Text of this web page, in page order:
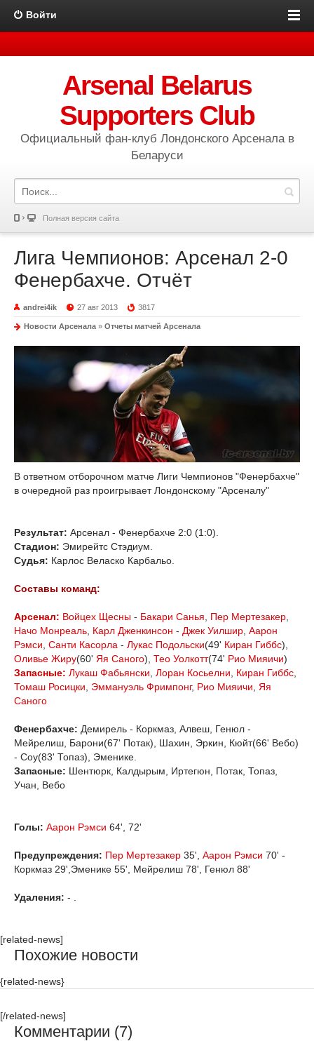
Войти
Arsenal Belarus
Supporters Club
Официальный фан-клуб Лондонского Арсенала в
Беларуси
Полная версия сайта
Лига Чемпионов: Арсенал 2-0
Фенербахче. Отчёт
andrei4ik 27 авг 2013 3817
Новости Арсенала » Отчеты матчей Арсенала
В ответном отборочном матче Лиги Чемпионов "Фенербахче"
в очередной раз проигрывает Лондонскому "Арсеналу"
Результат: Арсенал - Фенербахче 2:0 (1:0).
Стадион: Эмирейтс Стэдиум.
Судья: Карлос Веласко Карбальо.
Составы команд:
Арсенал: Войцех Щесны - Бакари Санья, Пер Мертезакер,
Начо Монреаль, Карл Дженкинсон - Джек Уилшир, Аарон
Рэмси, Санти Касорла - Лукас Подольски(49' Киран Гиббс),
Оливье Жиру(60' Яя Саного), Тео Уолкотт(74' Рио Мияичи)
Запасные: Лукаш Фабьянски, Лоран Косьелни, Киран Гиббс,
Томаш Росицки, Эммануэль Фримпонг, Рио Мияичи, Яя
Саного
Фенербахче: Демирель - Коркмаз, Алвеш, Генюл -
Мейрелиш, Барони(67' Потак), Шахин, Эркин, Кюйт(66' Вебо)
- Соу(83' Топаз), Эменике.
Запасные: Шентюрк, Калдырым, Иртегюн, Потак, Топаз,
Учан, Вебо
Голы: Аарон Рэмси 64', 72'
Предупреждения: Пер Мертезакер 35', Аарон Рэмси 70' -
Коркмаз 29',Эменике 55', Мейрелиш 78', Генюл 88'
Удаления: - .
[related-news]
Похожие новости
{related-news}
[/related-news]
Комментарии (7)